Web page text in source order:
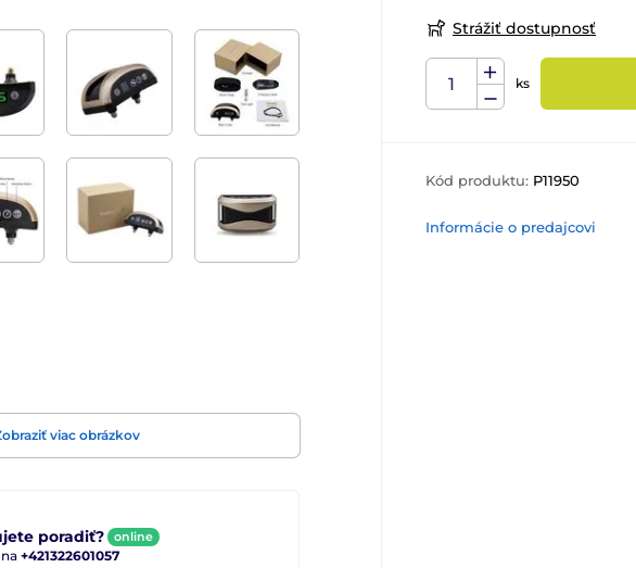
viac obrázkov
poradiť? online
+421322601057
Strážiť dostupnosť
ks
Kód produktu: P11950
Informácie o predajcovi